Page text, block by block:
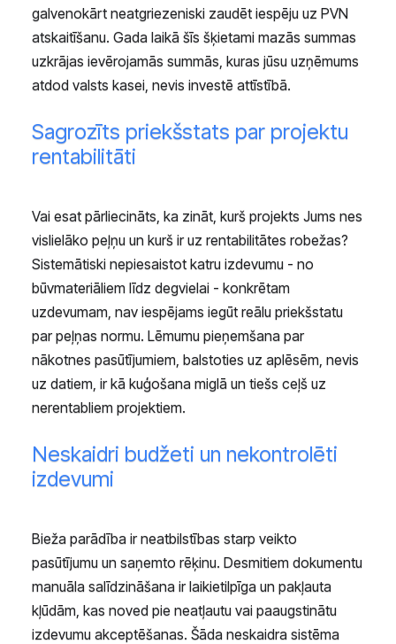
galvenokārt neatgriezeniski zaudēt iespēju uz PVN
atskaitīšanu. Gada laikā šīs šķietami mazās summas
uzkrājas ievērojamās summās, kuras jūsu uzņēmums
atdod valsts kasei, nevis investē attīstībā.
Sagrozīts priekšstats par projektu
rentabilitāti
Vai esat pārliecināts, ka zināt, kurš projekts Jums nes
vislielāko peļņu un kurš ir uz rentabilitātes robežas?
Sistemātiski nepiesaistot katru izdevumu - no
būvmateriāliem līdz degvielai - konkrētam
uzdevumam, nav iespējams iegūt reālu priekšstatu
par peļņas normu. Lēmumu pieņemšana par
nākotnes pasūtījumiem, balstoties uz aplēsēm, nevis
uz datiem, ir kā kuģošana miglā un tiešs ceļš uz
nerentabliem projektiem.
Neskaidri budžeti un nekontrolēti
izdevumi
Bieža parādība ir neatbilstības starp veikto
pasūtījumu un saņemto rēķinu. Desmitiem dokumentu
manuāla salīdzināšana ir laikietilpīga un pakļauta
kļūdām, kas noved pie neatļautu vai paaugstinātu
izdevumu akceptēšanas. Šāda neskaidra sistēma